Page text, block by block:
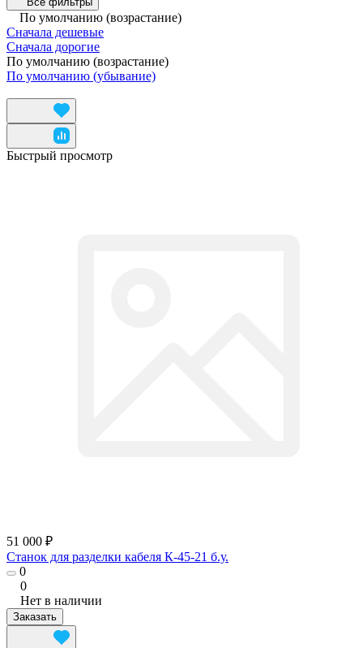
По умолчанию (возрастание)
Сначала дешевые
Сначала дорогие
По умолчанию (возрастание)
По умолчанию (убывание)
Быстрый просмотр
51 000 ₽
Станок для разделки кабеля К-45-21 б.у.
0
0
Нет в наличии
Заказать